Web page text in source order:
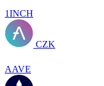
1INCH
CZK
AAVE